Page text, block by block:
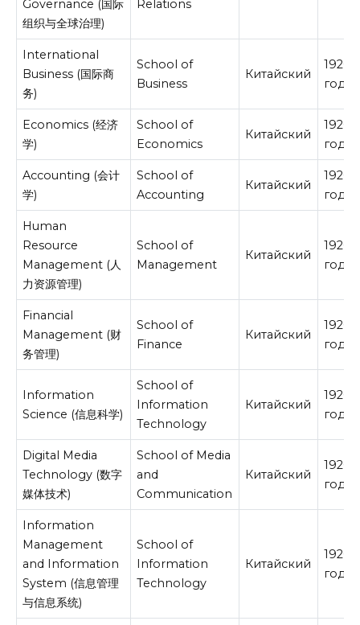
Governance (国际
组织与全球治理)
Relations
International
Business (国际商
务)
School of
Business
Китайский
год
Economics (经济
学)
School of
Economics
Китайский
год
Accounting (会计
学)
School of
Accounting
Китайский
год
Human
Resource
Management (人
力资源管理)
School of
Management
Китайский
год
Financial
Management (财
务管理)
School of
Finance
Китайский
год
Information
Science (信息科学)
School of
Information
Technology
Китайский
год
Digital Media
Technology (数字
媒体技术)
School of Media
and
Communication
Китайский
год
Information
Management
and Information
System (信息管理
与信息系统)
School of
Information
Technology
Китайский
год